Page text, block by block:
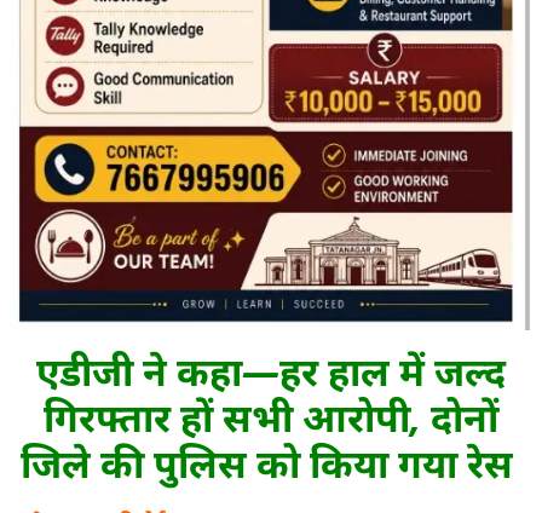
एडीजी ने कहा—हर हाल में जल्द
गिरफ्तार हों सभी आरोपी, दोनों
जिले की पुलिस को किया गया रेस